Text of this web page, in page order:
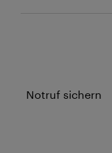
Notruf sichern